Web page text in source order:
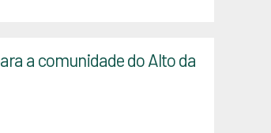
a comunidade do Alto da